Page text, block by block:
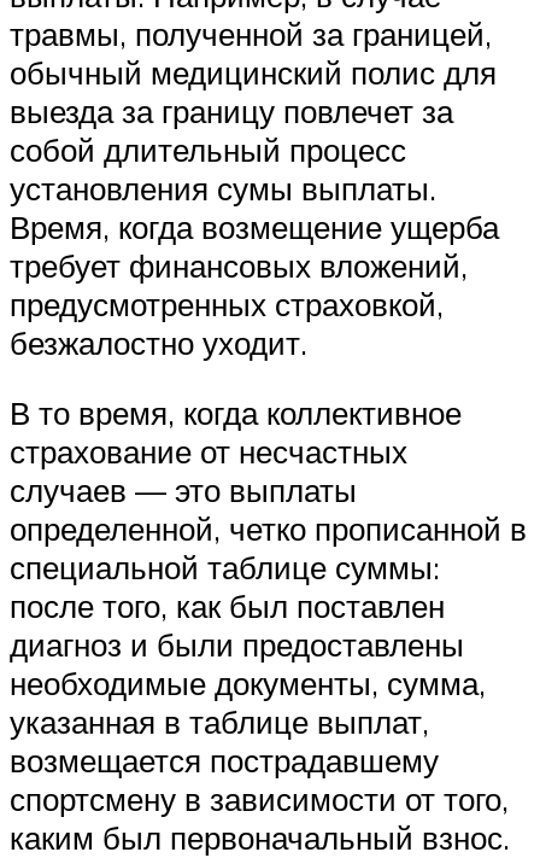
травмы, полученной за границей,
обычный медицинский полис для
выезда за границу повлечет за
собой длительный процесс
установления сумы выплаты.
Время, когда возмещение ущерба
требует финансовых вложений,
предусмотренных страховкой,
безжалостно уходит.
В то время, когда коллективное
страхование от несчастных
случаев — это выплаты
определенной, четко прописанной в
специальной таблице суммы:
после того, как был поставлен
диагноз и были предоставлены
необходимые документы, сумма,
указанная в таблице выплат,
возмещается пострадавшему
спортсмену в зависимости от того,
каким был первоначальный взнос.